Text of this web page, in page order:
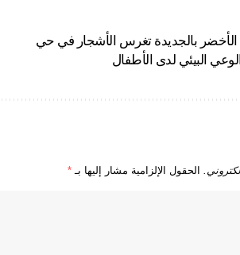
الأخضر بالجديدة تغرس الأشجار في حي
البيئي لدى الأطفال
الحقول الإلزامية مشار إليها بـ *